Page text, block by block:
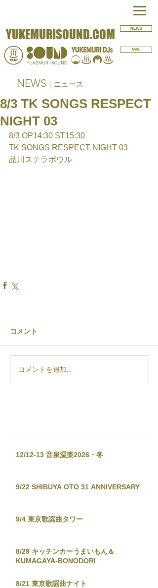
YUKEMURISOUND.COM NEWS
MAIL
NEWS ｜ニュース
8/3 TK SONGS RESPECT
NIGHT 03
8/3 OP14:30 ST15:30
TK SONGS RESPECT NIGHT 03
品川ステラボウル
コメント
コメントを追加…
12/12-13 音泉温楽2026・冬
9/22 SHIBUYA OTO 31 ANNIVERSARY
9/4 東京歌謡曲タワー
8/29 キッチンカーうまいもん＆
KUMAGAYA-BONODORI
8/21 東京歌謡曲ナイト